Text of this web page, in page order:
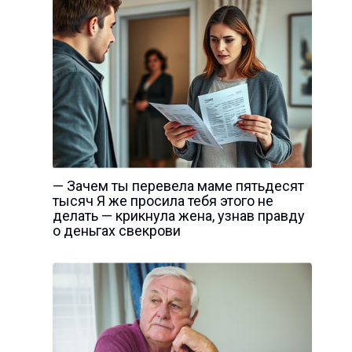
— Зачем ты перевела маме пятьдесят
тысяч Я же просила тебя этого не
делать — крикнула жена, узнав правду
о деньгах свекрови